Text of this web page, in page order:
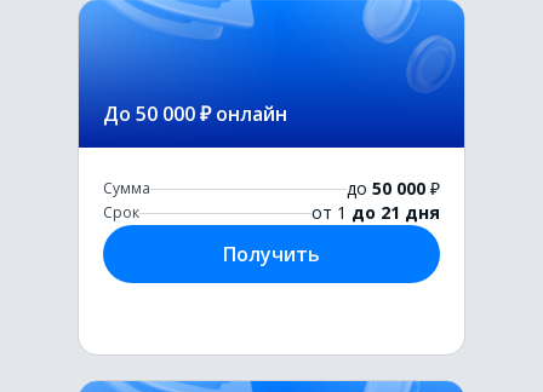
До 50 000 ₽ онлайн
Сумма до 50 000 ₽
Срок от 1 до 21 дня
Получить